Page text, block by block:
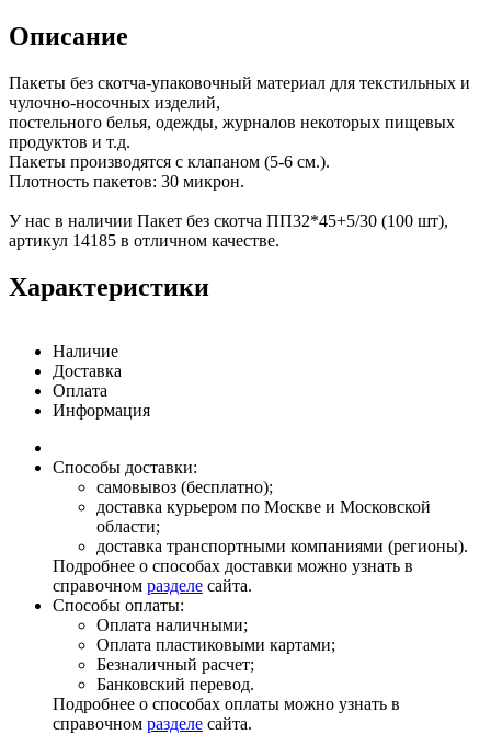
Описание
Пакеты без скотча-упаковочный материал для текстильных и
чулочно-носочных изделий,
постельного белья, одежды, журналов некоторых пищевых
продуктов и т.д.
Пакеты производятся с клапаном (5-6 см.).
Плотность пакетов: 30 микрон.
У нас в наличии Пакет без скотча ПП32*45+5/30 (100 шт),
артикул 14185 в отличном качестве.
Характеристики
Наличие
Доставка
Оплата
Информация
Способы доставки:
самовывоз (бесплатно);
доставка курьером по Москве и Московской
области;
доставка транспортными компаниями (регионы).
Подробнее о способах доставки можно узнать в
справочном разделе сайта.
Способы оплаты:
Оплата наличными;
Оплата пластиковыми картами;
Безналичный расчет;
Банковский перевод.
Подробнее о способах оплаты можно узнать в
справочном разделе сайта.